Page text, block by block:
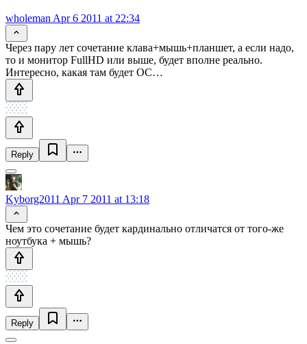
wholeman Apr 6 2011 at 22:34
Через пару лет сочетание клава+мышь+планшет, а если надо,
то и монитор FullHD или выше, будет вполне реально.
Интересно, какая там будет ОС…
Reply
Kyborg2011 Apr 7 2011 at 13:18
Чем это сочетание будет кардинально отличатся от того-же
ноутбука + мышь?
Reply